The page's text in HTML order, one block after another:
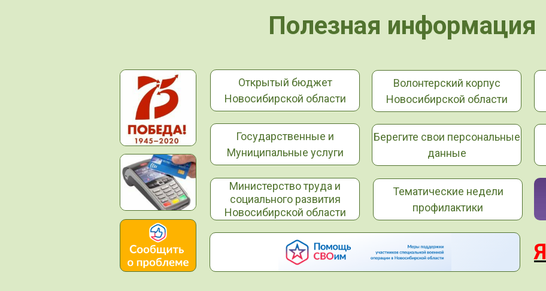
Полезная информация
Открытый бюджет
Новосибирской области
Волонтерский корпус
Новосибирской области
Государственные и
Муниципальные услуги
Берегите свои персональные
данные
Министерство труда и
социального развития
Новосибирской области
Я
Тематические недели
профилактики